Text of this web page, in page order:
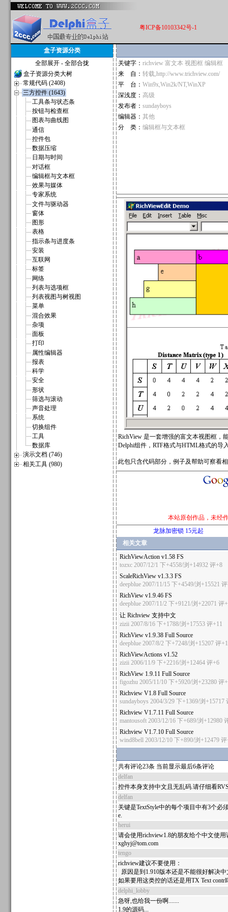
粤ICP备10103342号-1
盒子资源分类
全部展开 - 全部合拢
盒子资源分类大树
常规代码 (2408)
三方控件 (1643)
工具条与状态条
按钮与检查框
图表与曲线图
通信
控件包
数据压缩
日期与时间
对话框
编辑框与文本框
效果与媒体
专家系统
文件与驱动器
窗体
图形
表格
指示条与进度条
安装
互联网
标签
网络
列表与选项框
列表视图与树视图
菜单
混合效果
杂项
面板
打印
属性编辑器
报表
科学
安全
形状
筛选与滚动
声音处理
系统
切换组件
工具
数据库
演示文档 (746)
相关工具 (980)
关键字： richview 富文本 视图框 编辑框
来 自： 转载,http://www.trichview.com/
平 台： Win9x,Win2k/NT,WinXP
深浅度： 高级
发布者： sundayboys
编辑器： 其他
分 类： 编辑框与文本框
RichView 是一套增强的富文本视图框，
Delphi组件，RTF格式与HTML格式的
此包只含代码部分，例子及帮助可察看
本站原创作品，未经
龙脉加密锁 15元起
相关文章
RichViewAction v1.58 FS
tozxc 2007/12/1 下+4558/浏+14932 评+8
ScaleRichView v1.3.3 FS
deepblue 2007/11/15 下+4549/浏+15521
RichView v1.9.46 FS
deepblue 2007/11/2 下+9121/浏+22071 评
让 Richview 支持中文
zizii 2007/8/16 下+1788/浏+17553 评+11
RichView v1.9.38 Full Source
deepblue 2007/8/2 下+7248/浏+15207 评
RichViewActions v1.52
zizii 2006/11/9 下+2216/浏+12464 评+6
RichView 1.9.11 Full Source
figozhu 2005/11/10 下+5920/浏+23280 评
Richview V1.8 Full Source
sundayboys 2004/3/29 下+1369/浏+15717
Richview V1.7.11 Full Source
mantousoft 2003/12/16 下+689/浏+12980
Richview V1.7.10 Full Source
wind8bell 2003/12/10 下+890/浏+12479 评
共有评论23条 当前显示最后6条评论
delfan
控件本身支持中文且无乱码.请仔细看
delfan
关键是TextStyle中的每个项目中有3个必
e.
herui
请会使用richview1.8的朋友给个中文使
xghyj@tom.com
tengo
richview建议不要使用：
原因是到1.910版本还是不能很好解决
如果要用这类控的话还是用TX Text
delphi_lobby
急呀,也给我一份啊.......
1.9的源码...